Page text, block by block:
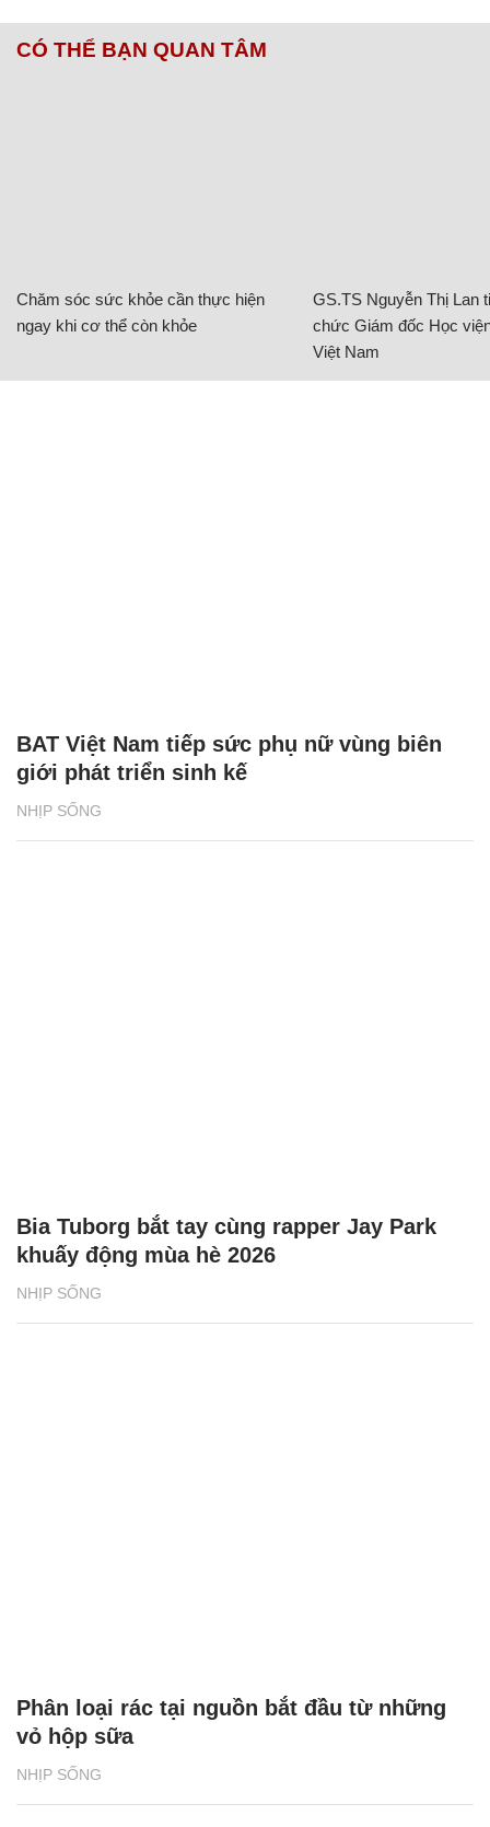
CÓ THỂ BẠN QUAN TÂM
Chăm sóc sức khỏe cần thực hiện
ngay khi cơ thể còn khỏe
GS.TS Nguyễn Thị Lan
chức Giám đốc Học
Việt Nam
NHỊP SỐNG
BAT Việt Nam tiếp sức phụ nữ vùng biên
giới phát triển sinh kế
NHỊP SỐNG
Bia Tuborg bắt tay cùng rapper Jay Park
khuấy động mùa hè 2026
NHỊP SỐNG
Phân loại rác tại nguồn bắt đầu từ những
vỏ hộp sữa